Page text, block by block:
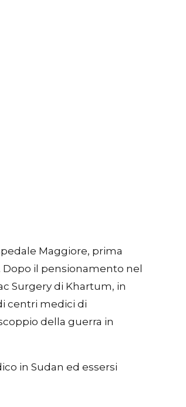
Maggiore, prima
Dopo il pensionamento nel
Surgery di Khartum, in
centri medici di
della guerra in
in Sudan ed essersi